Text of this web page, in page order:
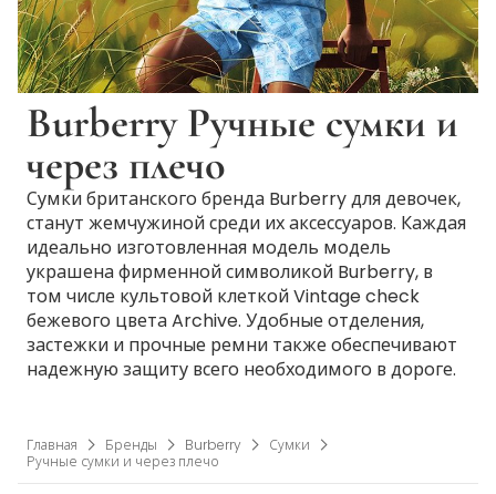
Burberry Ручные сумки и
через плечо
Сумки британского бренда Burberry для девочек,
станут жемчужиной среди их аксессуаров. Каждая
идеально изготовленная модель модель
украшена фирменной символикой Burberry, в
том числе культовой клеткой Vintage check
бежевого цвета Archive. Удобные отделения,
застежки и прочные ремни также обеспечивают
надежную защиту всего необходимого в дороге.
Главная Бренды Burberry
Сумки
Ручные сумки и через плечо